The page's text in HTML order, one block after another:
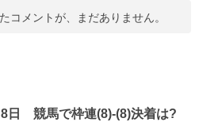
コメントが、まだありません。
8日 競馬で枠連(8)-(8)決着は?